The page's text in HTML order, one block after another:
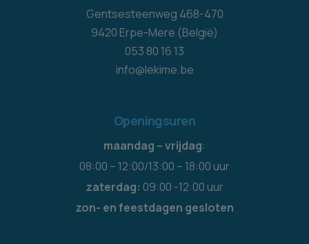
Gentsesteenweg 468-470
9420 Erpe-Mere (België)
053 80 16 13
info@lekime.be
Openingsuren
maandag – vrijdag:
08:00 – 12:00/13:00 – 18:00 uur
zaterdag: 09:00 -12:00 uur
zon- en feestdagen gesloten